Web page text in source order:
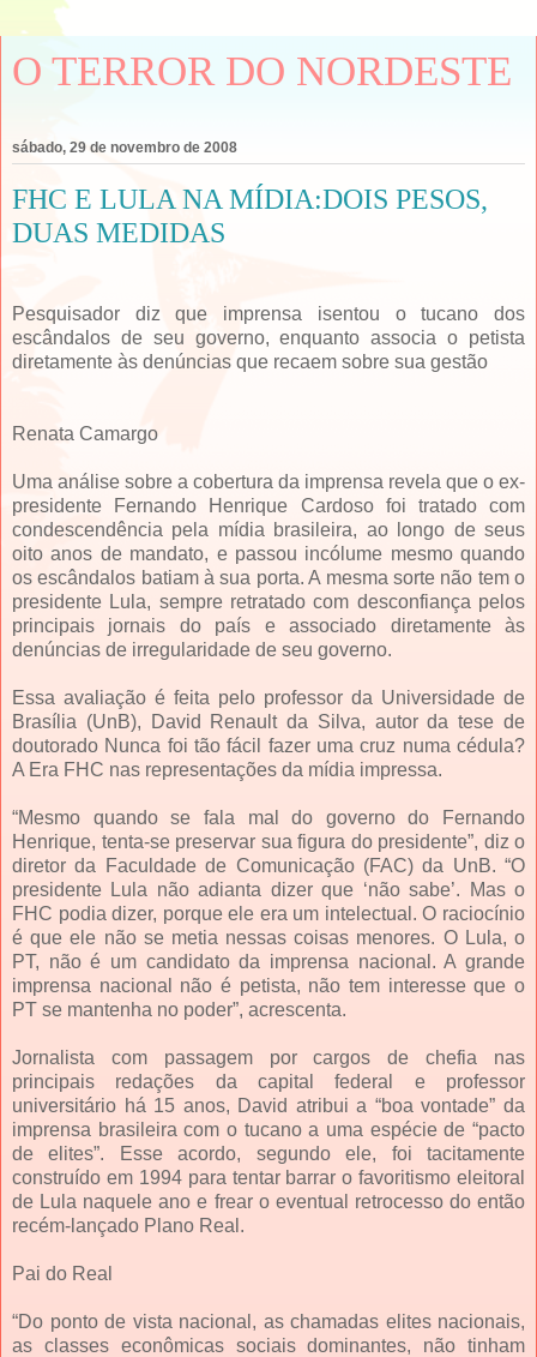
O TERROR DO NORDESTE
sábado, 29 de novembro de 2008
FHC E LULA NA MÍDIA:DOIS PESOS,
DUAS MEDIDAS
Pesquisador diz que imprensa isentou o tucano dos
escândalos de seu governo, enquanto associa o petista
diretamente às denúncias que recaem sobre sua gestão
Renata Camargo
Uma análise sobre a cobertura da imprensa revela que o ex-
presidente Fernando Henrique Cardoso foi tratado com
condescendência pela mídia brasileira, ao longo de seus
oito anos de mandato, e passou incólume mesmo quando
os escândalos batiam à sua porta. A mesma sorte não tem o
presidente Lula, sempre retratado com desconfiança pelos
principais jornais do país e associado diretamente às
denúncias de irregularidade de seu governo.
Essa avaliação é feita pelo professor da Universidade de
Brasília (UnB), David Renault da Silva, autor da tese de
doutorado Nunca foi tão fácil fazer uma cruz numa cédula?
A Era FHC nas representações da mídia impressa.
“Mesmo quando se fala mal do governo do Fernando
Henrique, tenta-se preservar sua figura do presidente”, diz o
diretor da Faculdade de Comunicação (FAC) da UnB. “O
presidente Lula não adianta dizer que ‘não sabe’. Mas o
FHC podia dizer, porque ele era um intelectual. O raciocínio
é que ele não se metia nessas coisas menores. O Lula, o
PT, não é um candidato da imprensa nacional. A grande
imprensa nacional não é petista, não tem interesse que o
PT se mantenha no poder”, acrescenta.
Jornalista com passagem por cargos de chefia nas
principais redações da capital federal e professor
universitário há 15 anos, David atribui a “boa vontade” da
imprensa brasileira com o tucano a uma espécie de “pacto
de elites”. Esse acordo, segundo ele, foi tacitamente
construído em 1994 para tentar barrar o favoritismo eleitoral
de Lula naquele ano e frear o eventual retrocesso do então
recém-lançado Plano Real.
Pai do Real
“Do ponto de vista nacional, as chamadas elites nacionais,
as classes econômicas sociais dominantes, não tinham